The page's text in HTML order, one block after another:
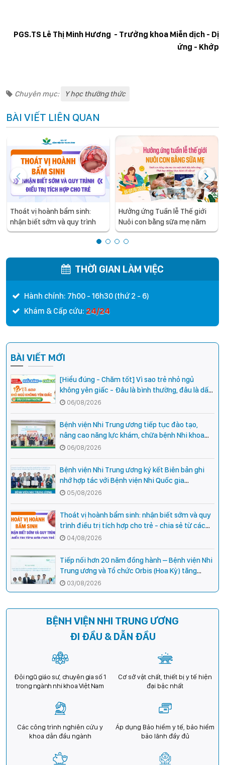
PGS.TS Lê Thị Minh Hương - Trưởng khoa Miễn dịch - Dị
ứng - Khớp
Chuyên mục: Y học thường thức
BÀI VIẾT LIÊN QUAN
Thoát vị hoành bẩm sinh:
nhận biết sớm và quy trình
điều trị tích hợp cho trẻ -
Hưởng ứng Tuần lễ Thế giới
Nuôi con bằng sữa mẹ năm
2026
THỜI GIAN LÀM VIỆC
Hành chính: 7h00 - 16h30 (thứ 2 - 6)
Khám & Cấp cứu: 24/24
BÀI VIẾT MỚI
[Hiểu đúng - Chăm tốt] Vì sao trẻ nhỏ ngủ
không yên giấc - Đâu là bình thường, đâu là dấu
hiệu cần đi khám ngay?
06/08/2026
Bệnh viện Nhi Trung ương tiếp tục đào tạo,
nâng cao năng lực khám, chữa bệnh Nhi khoa
cho cán bộ y tế tại các tỉnh miền núi phía Bắc
06/08/2026
Bệnh viện Nhi Trung ương ký kết Biên bản ghi
nhớ hợp tác với Bệnh viện Nhi Quốc gia
Campuchia
05/08/2026
Thoát vị hoành bẩm sinh: nhận biết sớm và quy
trình điều trị tích hợp cho trẻ - chia sẻ từ các
chuyên gia hàng đầu của Bệnh Viện Nhi Trung
04/08/2026
Tiếp nối hơn 20 năm đồng hành – Bệnh viện Nhi
Trung ương và Tổ chức Orbis (Hoa Kỳ) tăng
cường hợp tác, mở rộng cơ hội bảo vệ thị lực
cho trẻ em Việt Nam
03/08/2026
BỆNH VIỆN NHI TRUNG ƯƠNG
ĐI ĐẦU & DẪN ĐẦU
Đội ngũ giáo sư, chuyên gia số 1
trong ngành nhi khoa Việt Nam
Cơ sở vật chất, thiết bị y tế hiện
đại bậc nhất
Các công trình nghiên cứu y
khoa dẫn đầu ngành
Áp dụng Bảo hiểm y tế, bảo hiểm
bảo lãnh đầy đủ